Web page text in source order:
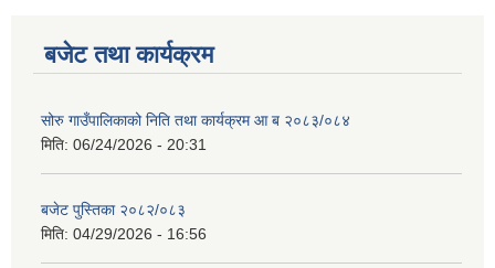
बजेट तथा कार्यक्रम
सोरु गाउँपालिकाको निति तथा कार्यक्रम आ ब २०८३/०८४
मिति: 06/24/2026 - 20:31
बजेट पुस्तिका २०८२/०८३
मिति: 04/29/2026 - 16:56